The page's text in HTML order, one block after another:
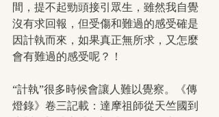
間，提不起勁頭接引眾生，雖然我自覺
沒有求回報，但受傷和難過的感受確是
因計執而來，如果真正無所求，又怎麼
會有難過的感受呢？！
“計執”很多時候會讓人難以覺察。《傳
燈錄》卷三記載：達摩祖師從天竺國到